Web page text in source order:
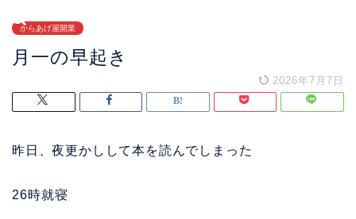
からあげ屋開業
月一の早起き
2026年7月7日
昨日、夜更かしして本を読んでしまった
26時就寝